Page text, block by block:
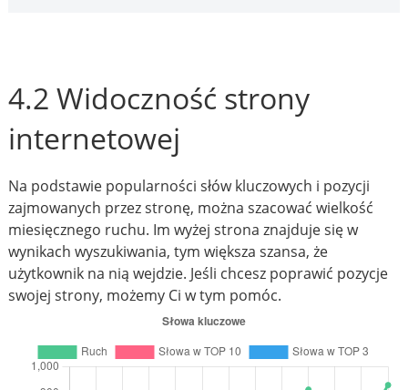
4.2 Widoczność strony
internetowej
Na podstawie popularności słów kluczowych i pozycji
zajmowanych przez stronę, można szacować wielkość
miesięcznego ruchu. Im wyżej strona znajduje się w
wynikach wyszukiwania, tym większa szansa, że
użytkownik na nią wejdzie. Jeśli chcesz poprawić pozycje
swojej strony, możemy Ci w tym pomóc.